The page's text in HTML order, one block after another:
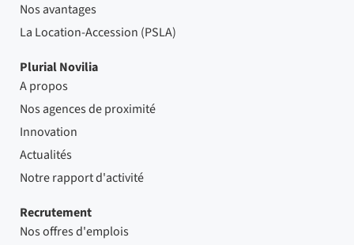
Nos avantages
La Location-Accession (PSLA)
Plurial Novilia
A propos
Nos agences de proximité
Innovation
Actualités
Notre rapport d'activité
Recrutement
Nos offres d'emplois